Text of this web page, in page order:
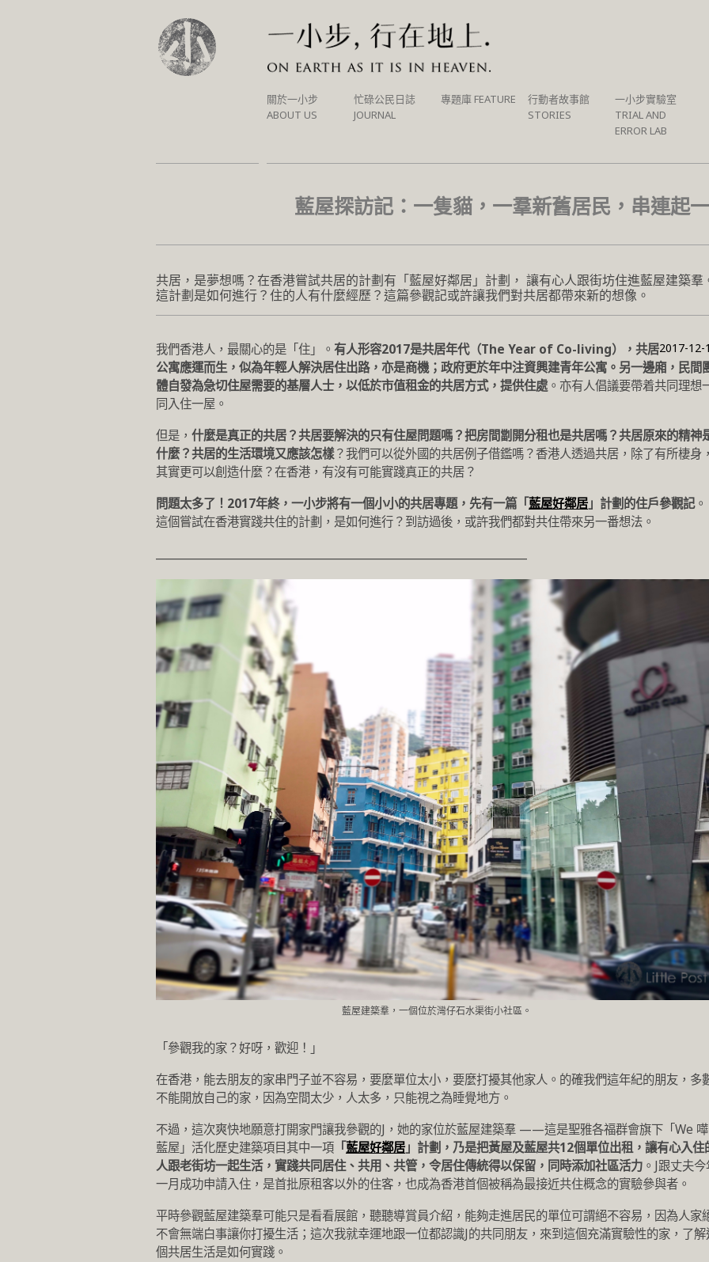
SKIP
TO
關於一小步
ABOUT US
忙碌公民日誌
JOURNAL
專題庫 FEATURE
行動者故事館
STORIES
一小步實驗室
TRIAL AND
ERROR LAB
藍屋探訪記：一隻貓，一羣新舊居民，串連起
共居，是夢想嗎？在香港嘗試共居的計劃有「藍屋好鄰居」計劃， 讓有心人跟街坊住進藍屋建築羣
這計劃是如何進行？住的人有什麼經歷？這篇參觀記或許讓我們對共居都帶來新的想像。
2017-12-
我們香港人，最關心的是「住」。 有人形容2017是共居年代（The Year of Co-living），共居
公寓應運而生，似為年輕人解決居住出路，亦是商機；政府更於年中注資興建青年公寓。另一邊廂，民間
體自發為急切住屋需要的基層人士，以低於市值租金的共居方式，提供住處 。亦有人倡議要帶着共同理想
同入住一屋。
但是， 什麼是真正的共居？共居要解決的只有住屋問題嗎？把房間劏開分租也是共居嗎？共居原來的精神
什麼？共居的生活環境又應該怎樣？我們可以從外國的共居例子借鑑嗎？香港人透過共居，除了有所棲身
其實更可以創造什麼？在香港，有沒有可能實踐真正的共居？
問題太多了！2017年終，一小步將有一個小小的共居專題，先有一篇「藍屋好鄰居」計劃的住戶參觀記。
這個嘗試在香港實踐共住的計劃，是如何進行？到訪過後，或許我們都對共住帶來另一番想法。
藍屋建築羣，一個位於灣仔石水渠街小社區。
「參觀我的家？好呀，歡迎！」
在香港，能去朋友的家串門子並不容易，要麼單位太小，要麼打擾其他家人。的確我們這年紀的朋友，多
不能開放自己的家，因為空間太少，人太多，只能視之為睡覺地方。
不過，這次爽快地願意打開家門讓我參觀的J，她的家位於藍屋建築羣 ——這是聖雅各福群會旗下「We 嘩
藍屋」活化歷史建築項目其中一項 「藍屋好鄰居」計劃 ，乃是把黃屋及藍屋共12個單位出租，讓有心入住
人跟老街坊一起生活，實踐共同居住、共用、共管，令居住傳統得以保留，同時添加社區活力 。J跟丈夫
一月成功申請入住，是首批原租客以外的住客，也成為香港首個被稱為最接近共住概念的實驗參與者。
平時參觀藍屋建築羣可能只是看看展館，聽聽導賞員介紹，能夠走進居民的單位可謂絕不容易，因為人家
不會無端白事讓你打擾生活；這次我就幸運地跟一位都認識J的共同朋友，來到這個充滿實驗性的家，了解
個共居生活是如何實踐。